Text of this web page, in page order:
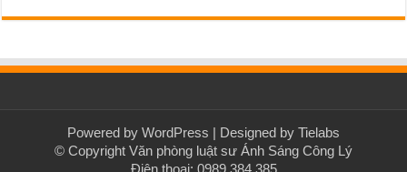
Powered by WordPress | Designed by Tielabs
© Copyright Văn phòng luật sư Ánh Sáng Công Lý
Điện thoại: 0989.384.385